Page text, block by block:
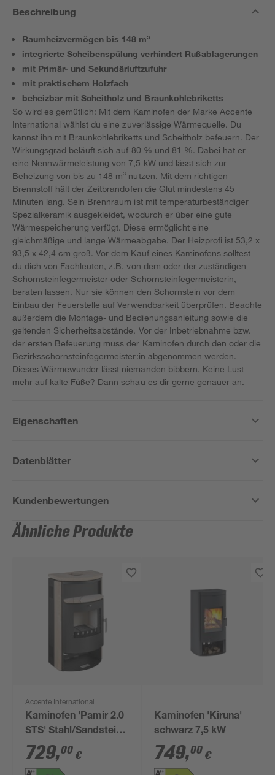
Beschreibung
Raumheizvermögen bis 148 m³
integrierte Scheibenspülung verhindert Rußablagerungen
mit Primär- und Sekundärluftzufuhr
mit praktischem Holzfach
beheizbar mit Scheitholz und Braunkohlebriketts
So wird es gemütlich: Mit dem Kaminofen der Marke Accente
International wählst du eine zuverlässige Wärmequelle. Du
kannst ihn mit Braunkohlebriketts und Scheitholz befeuern. Der
Wirkungsgrad beläuft sich auf 80 % und 81 %. Dabei hat er
eine Nennwärmeleistung von 7,5 kW und lässt sich zur
Beheizung von bis zu 148 m³ nutzen. Mit dem richtigen
Brennstoff hält der Zeitbrandofen die Glut mindestens 45
Minuten lang. Sein Brennraum ist mit temperaturbeständiger
Spezialkeramik ausgekleidet, wodurch er über eine gute
Wärmespeicherung verfügt. Diese ermöglicht eine
gleichmäßige und lange Wärmeabgabe. Der Heizprofi ist 53,2 x
93,5 x 42,4 cm groß. Vor dem Kauf eines Kaminofens solltest
du dich von Fachleuten, z.B. von dem oder der zuständigen
Schornsteinfegermeister oder Schornsteinfegermeisterin,
beraten lassen. Nur sie können den Schornstein vor dem
Einbau der Feuerstelle auf Verwendbarkeit überprüfen. Beachte
außerdem die Montage- und Bedienungsanleitung sowie die
geltenden Sicherheitsabstände. Vor der Inbetriebnahme bzw.
der ersten Befeuerung muss der Kaminofen durch den oder die
Bezirksschornsteinfegermeister:in abgenommen werden.
Dieses Wärmewunder lässt niemanden bibbern. Keine Lust
mehr auf kalte Füße? Dann schau es dir gerne genauer an.
Eigenschaften
Datenblätter
Kundenbewertungen
Ähnliche Produkte
Accente International
Kaminofen 'Pamir 2.0
STS' Stahl/Sandstein
6,7 kW
729,00 €
Kaminofen 'Kiruna'
schwarz 7,5 kW
749,00 €